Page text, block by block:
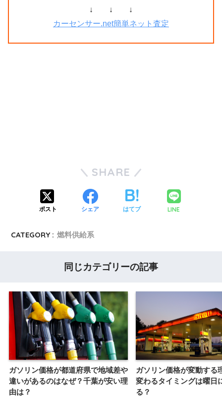
↓ ↓ ↓
カーセンサー.net簡単ネット査定
SHARE
ポスト シェア はてブ LINE
CATEGORY : 燃料供給系
同じカテゴリーの記事
ガソリン価格が都道府県で地域差や
違いがあるのはなぜ？千葉が安い理
由は？
ガソリン価格が変動する
変わるタイミングは曜日
る？